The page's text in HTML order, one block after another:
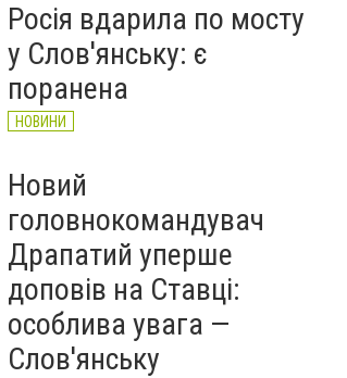
Росія вдарила по мосту
у Слов'янську: є
поранена
НОВИНИ
Новий
головнокомандувач
Драпатий уперше
доповів на Ставці:
особлива увага —
Слов'янську